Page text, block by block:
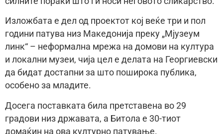
Изложбата е дел од проектот кој веќе три и пол
години патува низ Македонија преку „Мјузеум
линк“ – неформална мрежа на домови на култура
и локални музеи, чија цел е делата на Георгиевски
да бидат достапни за што поширока публика,
особено за младите.
Досега поставката била претставена во 29
градови низ државата, а Битола е 30-тиот
домаќин на ова културно патување.